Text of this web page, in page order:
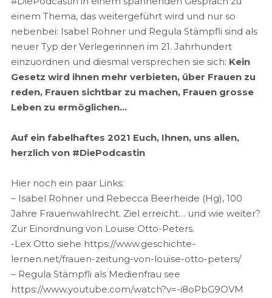
einem Thema, das weitergeführt wird und nur so
nebenbei: Isabel Rohner und Regula Stämpfli sind als
neuer Typ der Verlegerinnen im 21. Jahrhundert
einzuordnen und diesmal versprechen sie sich: Kein
Gesetz wird ihnen mehr verbieten, über Frauen zu
reden, Frauen sichtbar zu machen, Frauen grosse
Leben zu ermöglichen…
Auf ein fabelhaftes 2021 Euch, Ihnen, uns allen,
herzlich von #DiePodcastin
Hier noch ein paar Links:
– Isabel Rohner und Rebecca Beerheide (Hg), 100
Jahre Frauenwahlrecht. Ziel erreicht… und wie weiter?
Zur Einordnung von Louise Otto-Peters.
-Lex Otto siehe https://www.geschichte-
lernen.net/frauen-zeitung-von-louise-otto-peters/
– Regula Stämpfli als Medienfrau see
https://www.youtube.com/watch?v=-i8oPbG9OVM